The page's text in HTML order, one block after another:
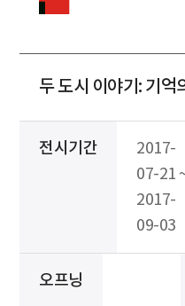
두 도시 이야기: 기억
전시기간
2017-
07-21
2017-
09-03
오프닝